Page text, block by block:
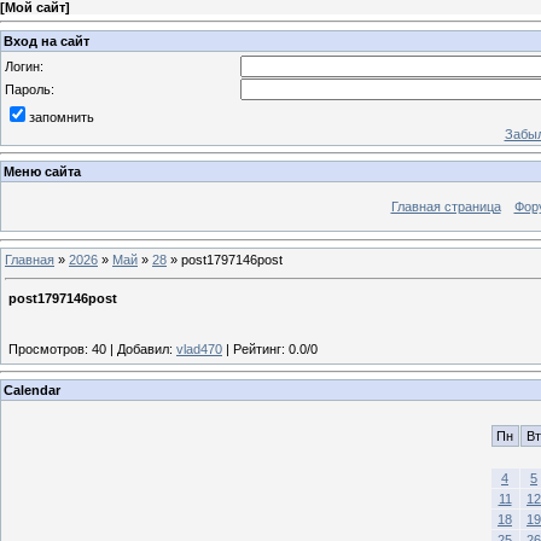
[Мой сайт]
Вход на сайт
Логин:
Пароль:
запомнить
Меню сайта
Главная страница
Главная » 2026 » Май » 28 » post1797146post
post1797146post
Просмотров: 40 | Добавил: vlad470 | Рейтинг: 0.0/0
Calendar
Пн Вт
4
5
11
12
18
19